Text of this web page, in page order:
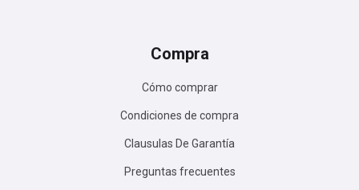
Compra
Cómo comprar
Condiciones de compra
Clausulas De Garantía
Preguntas frecuentes